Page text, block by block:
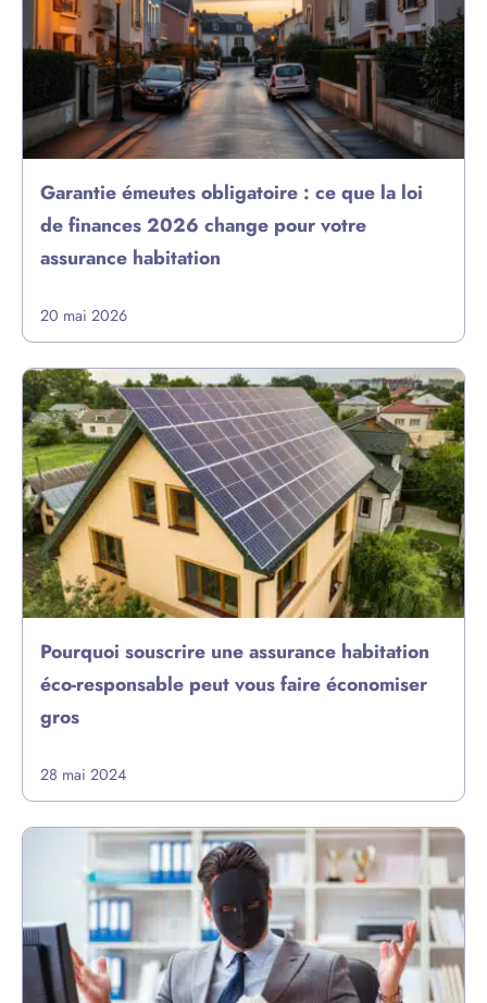
Garantie émeutes obligatoire : ce que la loi
de finances 2026 change pour votre
assurance habitation
20 mai 2026
Pourquoi souscrire une assurance habitation
éco-responsable peut vous faire économiser
gros
28 mai 2024